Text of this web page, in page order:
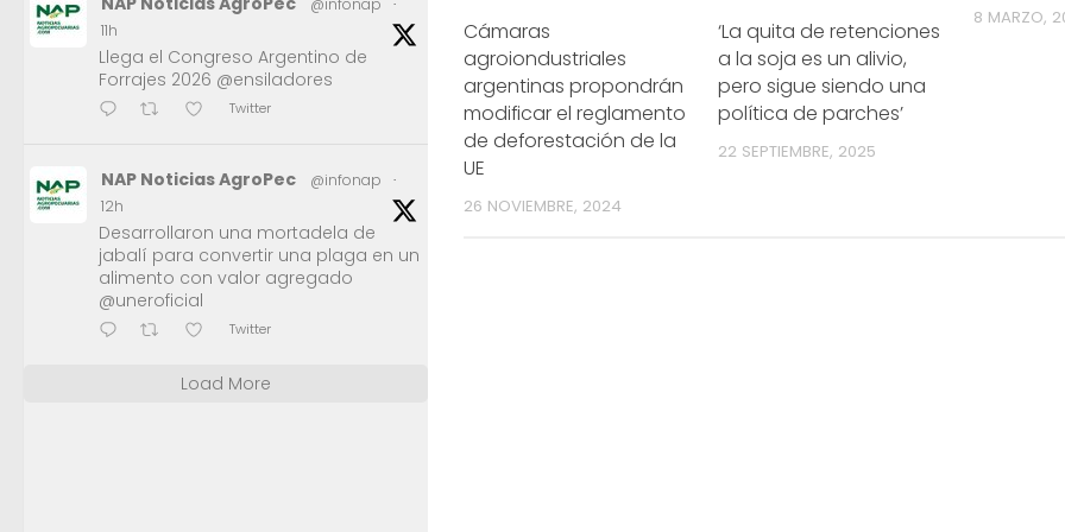
Cámaras
agroiondustriales
argentinas propondrán
modificar el reglamento
de deforestación de la
UE
26 NOVIEMBRE, 2024
‘La quita de retenciones
a la soja es un alivio,
pero sigue siendo una
política de parches’
22 SEPTIEMBRE, 2025
8 MARZO,
@infonap
·
11h
Llega el Congreso Argentino de
Forrajes 2026 @ensiladores
Twitter
NAP Noticias AgroPec @infonap
·
12h
Desarrollaron una mortadela de
jabalí para convertir una plaga en un
alimento con valor agregado
@uneroficial
Twitter
Load More